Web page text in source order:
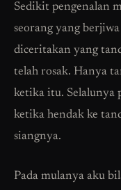
Sedikit pengenalan
seorang yang
diceritakan yang
telah rosak. Hanya
ketika itu. Selalunya
ketika hendak ke
siangnya.
Pada mulanya aku